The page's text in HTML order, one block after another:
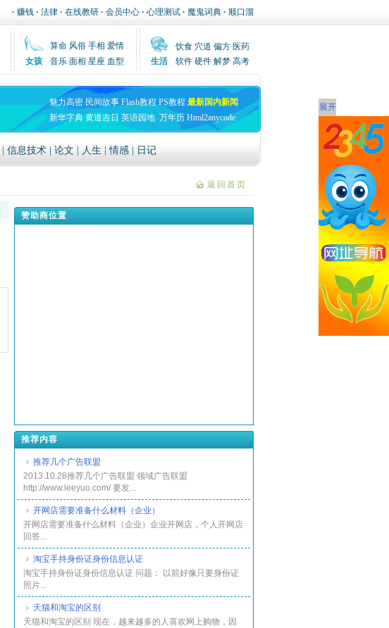
展开
· 赚钱 · 法律 · 在线教研 · 会员中心 · 心理测试 · 魔鬼词典 · 顺口溜
算命 风俗 手相 爱情
女孩
音乐 面相 星座 血型
饮食 穴道 偏方 医药
生活
软件 硬件 解梦 高考
魅力高密 民间故事 Flash教程 PS教程 最新国内新闻
新华字典 黄道吉日 英语园地 万年历 Html2anycode
信息技术 论文 人生 |情感 日记
返回首页
赞助商位置
推荐内容
推荐几个广告联盟
2013.10.28推荐几个广告联盟 领域广告联盟
http://www.leeyuo.com/ 要发...
开网店需要准备什么材料（企业）
开网店需要准备什么材料（企业）企业开网店，个人开网店
回答...
淘宝手持身份证身份信息认证
淘宝手持身份证身份信息认证 问题： 以前好像只要身份证
照片...
天猫和淘宝的区别
天猫和淘宝的区别 现在，越来越多的人喜欢网上购物，因